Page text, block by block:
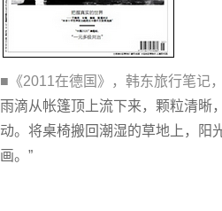
■《2011在德国》，韩东旅行笔记
雨滴从帐篷顶上流下来，颗粒清晰
动。将桌椅搬回潮湿的草地上，阳
画。”